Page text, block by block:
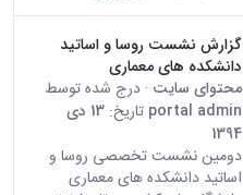
گزارش نشست روسا و اساتید
دانشکده های معماری
محتوای سایت · درج شده توسط
portal admin تاریخ:
13 دی
1394
دومین نشست تخصصی روسا و
اساتید دانشکده های معماری